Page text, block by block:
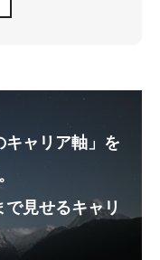
キャリア軸」を
見せるキャリ